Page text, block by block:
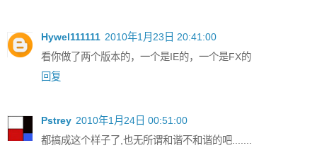
Hywel111111 2010年1月23日 20:41:00
看你做了两个版本的，一个是IE的，一个是FX的
回复
Pstrey 2010年1月24日 00:51:00
都搞成这个样子了,也无所谓和谐不和谐的吧.......